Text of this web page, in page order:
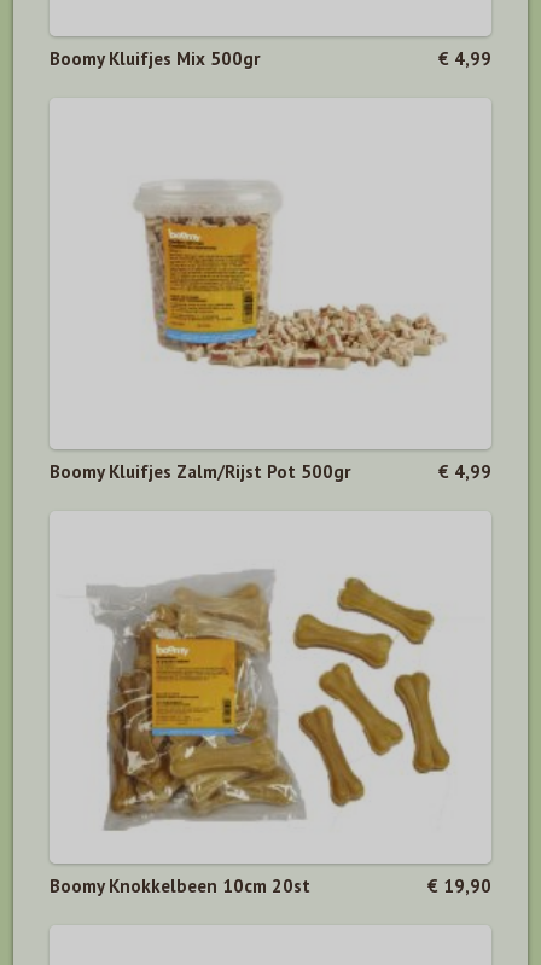
Boomy Kluifjes Mix 500gr € 4,99
Boomy Kluifjes Zalm/Rijst Pot 500gr € 4,99
Boomy Knokkelbeen 10cm 20st € 19,90